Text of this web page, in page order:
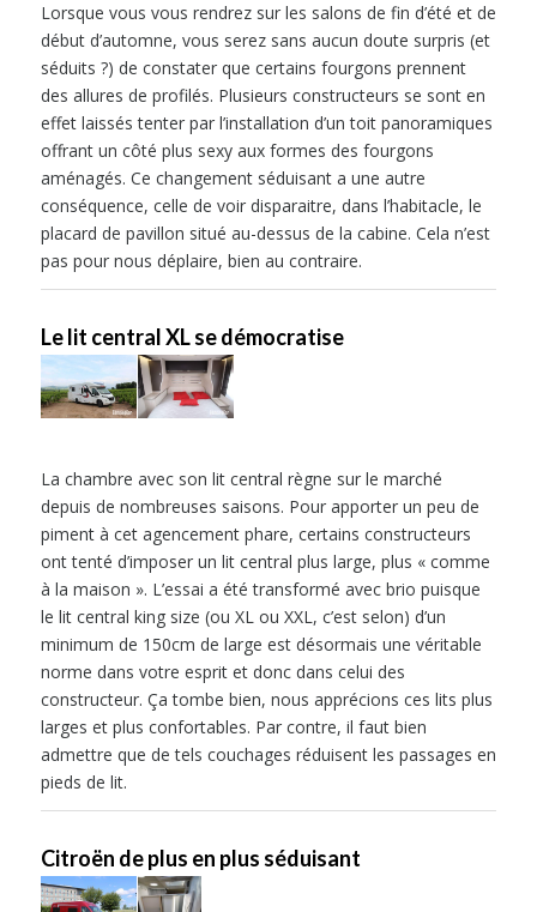
Lorsque vous vous rendrez sur les salons de fin d’été et de
début d’automne, vous serez sans aucun doute surpris (et
séduits ?) de constater que certains fourgons prennent
des allures de profilés. Plusieurs constructeurs se sont en
effet laissés tenter par l’installation d’un toit panoramiques
offrant un côté plus sexy aux formes des fourgons
aménagés. Ce changement séduisant a une autre
conséquence, celle de voir disparaitre, dans l’habitacle, le
placard de pavillon situé au-dessus de la cabine. Cela n’est
pas pour nous déplaire, bien au contraire.
Le lit central XL se démocratise
La chambre avec son lit central règne sur le marché
depuis de nombreuses saisons. Pour apporter un peu de
piment à cet agencement phare, certains constructeurs
ont tenté d’imposer un lit central plus large, plus « comme
à la maison ». L’essai a été transformé avec brio puisque
le lit central king size (ou XL ou XXL, c’est selon) d’un
minimum de 150cm de large est désormais une véritable
norme dans votre esprit et donc dans celui des
constructeur. Ça tombe bien, nous apprécions ces lits plus
larges et plus confortables. Par contre, il faut bien
admettre que de tels couchages réduisent les passages en
pieds de lit.
Citroën de plus en plus séduisant